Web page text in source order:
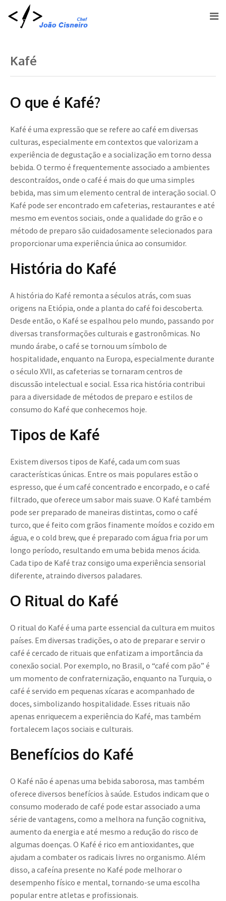
Kafé
O que é Kafé?
Kafé é uma expressão que se refere ao café em diversas
culturas, especialmente em contextos que valorizam a
experiência de degustação e a socialização em torno dessa
bebida. O termo é frequentemente associado a ambientes
descontraídos, onde o café é mais do que uma simples
bebida, mas sim um elemento central de interação social. O
Kafé pode ser encontrado em cafeterias, restaurantes e até
mesmo em eventos sociais, onde a qualidade do grão e o
método de preparo são cuidadosamente selecionados para
proporcionar uma experiência única ao consumidor.
História do Kafé
A história do Kafé remonta a séculos atrás, com suas
origens na Etiópia, onde a planta do café foi descoberta.
Desde então, o Kafé se espalhou pelo mundo, passando por
diversas transformações culturais e gastronômicas. No
mundo árabe, o café se tornou um símbolo de
hospitalidade, enquanto na Europa, especialmente durante
o século XVII, as cafeterias se tornaram centros de
discussão intelectual e social. Essa rica história contribui
para a diversidade de métodos de preparo e estilos de
consumo do Kafé que conhecemos hoje.
Tipos de Kafé
Existem diversos tipos de Kafé, cada um com suas
características únicas. Entre os mais populares estão o
espresso, que é um café concentrado e encorpado, e o café
filtrado, que oferece um sabor mais suave. O Kafé também
pode ser preparado de maneiras distintas, como o café
turco, que é feito com grãos finamente moídos e cozido em
água, e o cold brew, que é preparado com água fria por um
longo período, resultando em uma bebida menos ácida.
Cada tipo de Kafé traz consigo uma experiência sensorial
diferente, atraindo diversos paladares.
O Ritual do Kafé
O ritual do Kafé é uma parte essencial da cultura em muitos
países. Em diversas tradições, o ato de preparar e servir o
café é cercado de rituais que enfatizam a importância da
conexão social. Por exemplo, no Brasil, o “café com pão” é
um momento de confraternização, enquanto na Turquia, o
café é servido em pequenas xícaras e acompanhado de
doces, simbolizando hospitalidade. Esses rituais não
apenas enriquecem a experiência do Kafé, mas também
fortalecem laços sociais e culturais.
Benefícios do Kafé
O Kafé não é apenas uma bebida saborosa, mas também
oferece diversos benefícios à saúde. Estudos indicam que o
consumo moderado de café pode estar associado a uma
série de vantagens, como a melhora na função cognitiva,
aumento da energia e até mesmo a redução do risco de
algumas doenças. O Kafé é rico em antioxidantes, que
ajudam a combater os radicais livres no organismo. Além
disso, a cafeína presente no Kafé pode melhorar o
desempenho físico e mental, tornando-se uma escolha
popular entre atletas e profissionais.